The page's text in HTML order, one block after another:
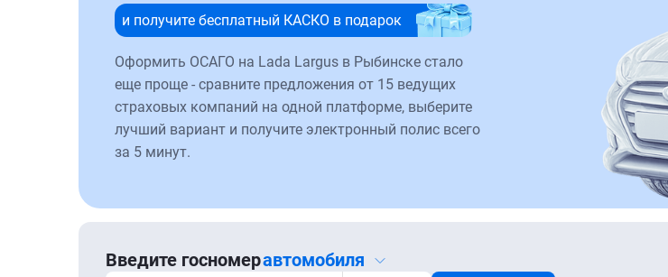
и получите бесплатный КАСКО в подарок
Оформить ОСАГО на Lada Largus в Рыбинске стало
еще проще - сравните предложения от 15 ведущих
страховых компаний на одной платформе, выберите
лучший вариант и получите электронный полис всего
за 5 минут.
Введите госномеравтомобиля